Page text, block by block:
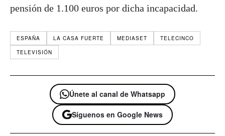
pensión de 1.100 euros por dicha incapacidad.
ESPAÑA LA CASA FUERTE MEDIASET
TELECINCO
TELEVISIÓN
Únete al canal de Whatsapp
Síguenos en Google News